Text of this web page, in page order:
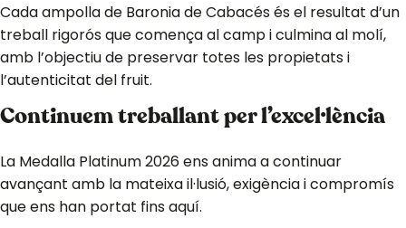
Cada ampolla de Baronia de Cabacés és el resultat d’un
treball rigorós que comença al camp i culmina al molí,
amb l’objectiu de preservar totes les propietats i
l’autenticitat del fruit.
Continuem treballant per l’excel·lència
La Medalla Platinum 2026 ens anima a continuar
avançant amb la mateixa il·lusió, exigència i compromís
que ens han portat fins aquí.